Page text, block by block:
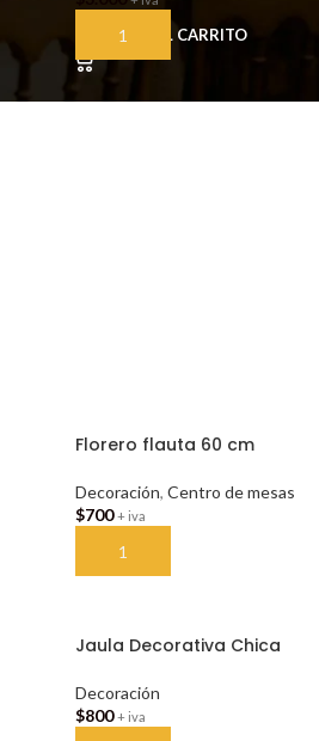
AÑADIR AL CARRITO
Florero flauta 60 cm
Decoración, Centro de mesas
$700 + iva
AÑADIR AL CARRITO
Jaula Decorativa Chica
Decoración
$800 + iva